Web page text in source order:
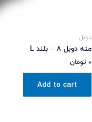
دوبل
مته دوبل 8 – بلند L
0 تومان
Add to cart